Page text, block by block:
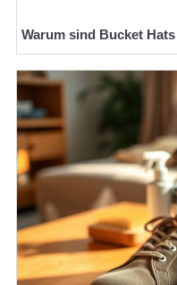
Warum sind Bucket